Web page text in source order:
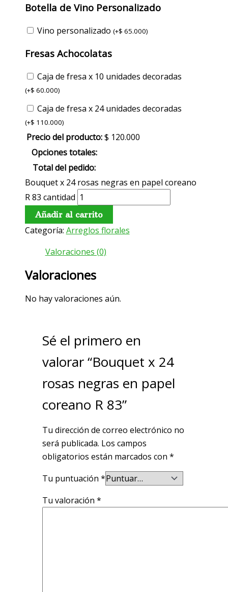
Botella de Vino Personalizado
Vino personalizado (+$ 65.000)
Fresas Achocolatas
Caja de fresa x 10 unidades decoradas
(+$ 60.000)
Caja de fresa x 24 unidades decoradas
(+$ 110.000)
Precio del producto:$ 120.000
Opciones totales:
Total del pedido:
Bouquet x 24 rosas negras en papel coreano
R 83 cantidad
Añadir al carrito
Categoría: Arreglos florales
Valoraciones (0)
Valoraciones
No hay valoraciones aún.
Sé el primero en
valorar “Bouquet x 24
rosas negras en papel
coreano R 83”
Tu dirección de correo electrónico no
será publicada. Los campos
obligatorios están marcados con *
Tu puntuación *
Tu valoración *